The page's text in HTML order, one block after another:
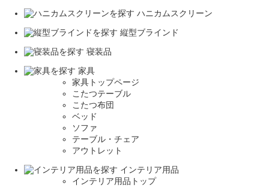
ハニカムスクリーン
縦型ブラインド
寝装品
家具
家具トップページ
こたつテーブル
こたつ布団
ベッド
ソファ
テーブル・チェア
アウトレット
インテリア用品
インテリア用品トップ